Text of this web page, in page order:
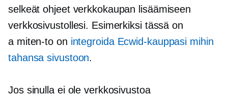
selkeät ohjeet verkkokaupan lisäämiseen
verkkosivustollesi. Esimerkiksi tässä on
a miten-to on integroida Ecwid-kauppasi mihin
tahansa sivustoon.
Jos sinulla ei ole verkkosivustoa